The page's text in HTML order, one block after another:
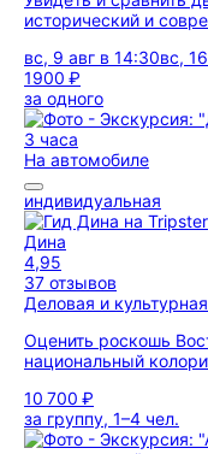
исторический и
вс, 9 авг в 14:30вс,
1900 ₽
за одного
3 часа
На автомобиле
индивидуальная
Дина
4,95
37 отзывов
Деловая и
Оценить роскошь
национальный
10 700 ₽
за группу, 1–4 чел.